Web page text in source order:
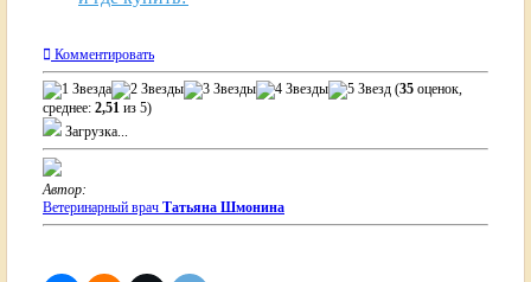
Комментировать
(35 оценок,
среднее: 2,51 из 5)
Загрузка...
Автор:
Ветеринарный врач Татьяна Шмонина